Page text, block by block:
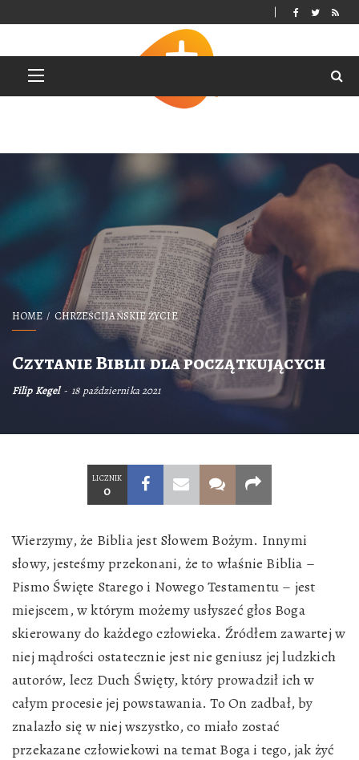
HOME CHRZEŚCIJAŃSKIE ŻYCIE
Czytanie Biblii dla początkujących
Filip Kegel 18 października 2021
LICZNIK
0
Wierzymy, że Biblia jest Słowem Bożym. Innymi
słowy, jesteśmy przekonani, że to właśnie Biblia –
Pismo Święte Starego i Nowego Testamentu – jest
miejscem, w którym możemy usłyszeć głos Boga
skierowany do każdego człowieka. Źródłem zawartej w
niej mądrości ostatecznie jest nie geniusz jej ludzkich
autorów, lecz Duch Święty, który prowadził ich w
całym procesie jej powstawania. To On zadbał, by
znalazło się w niej wszystko, co miało zostać
przekazane człowiekowi na temat Boga i tego, jak żyć